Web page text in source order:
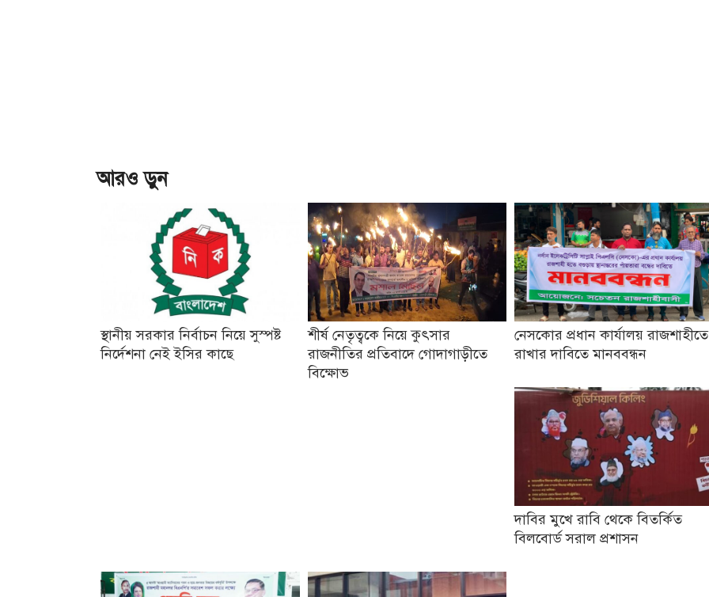
আরও ড়ুন
স্থানীয় সরকার নির্বাচন নিয়ে সুস্পষ্ট
নির্দেশনা নেই ইসির কাছে
শীর্ষ নেতৃত্বকে নিয়ে কুৎসার
রাজনীতির প্রতিবাদে গোদাগাড়ীতে
বিক্ষোভ
নেসকোর প্রধান কার্যালয় রাজশাহীতে
রাখার দাবিতে মানববন্ধন
দাবির মুখে রাবি থেকে বিতর্কিত
বিলবোর্ড সরাল প্রশাসন